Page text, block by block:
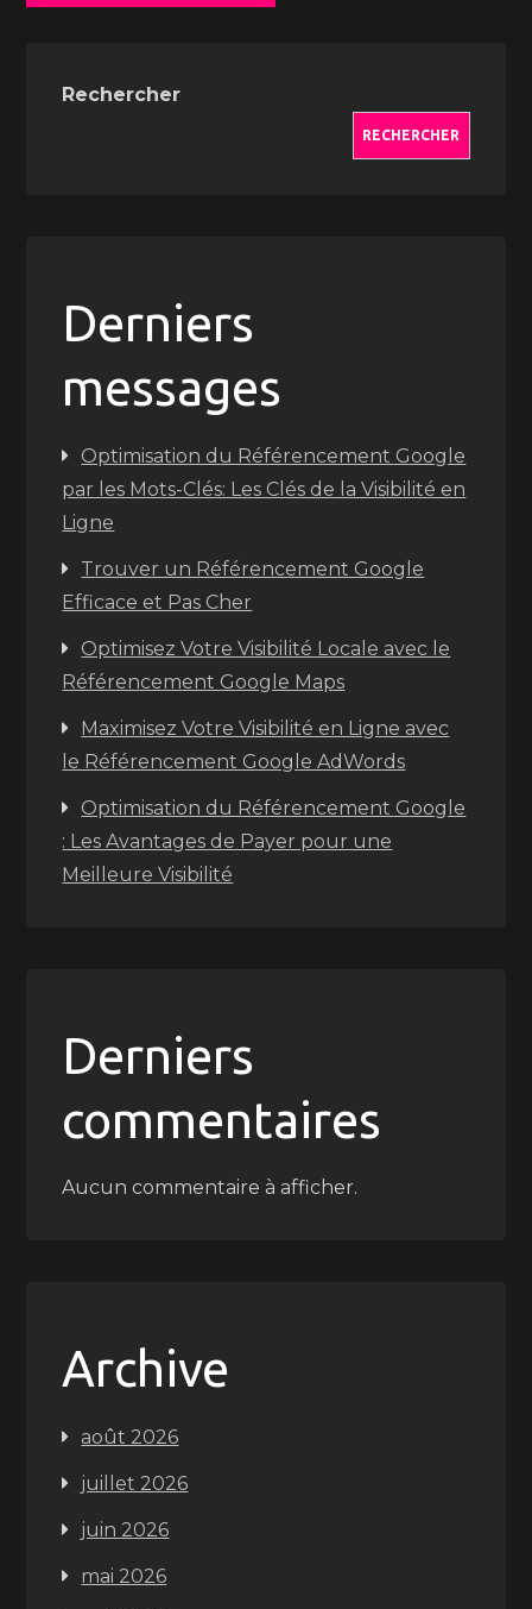
Rechercher
RECHERCHER
Derniers
messages
Optimisation du Référencement Google
par les Mots-Clés: Les Clés de la Visibilité en
Ligne
Trouver un Référencement Google
Efficace et Pas Cher
Optimisez Votre Visibilité Locale avec le
Référencement Google Maps
Maximisez Votre Visibilité en Ligne avec
le Référencement Google AdWords
Optimisation du Référencement Google
: Les Avantages de Payer pour une
Meilleure Visibilité
Derniers
commentaires
Aucun commentaire à afficher.
Archive
août 2026
juillet 2026
juin 2026
mai 2026